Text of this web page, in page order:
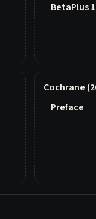
BetaPlus
Cochrane
Preface